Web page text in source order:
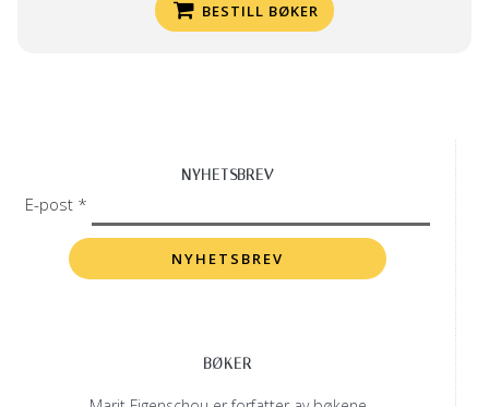
BESTILL BØKER
NYHETSBREV
E-post *
BØKER